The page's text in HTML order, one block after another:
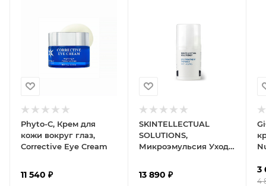
Phyto-C, Крем для
кожи вокруг глаз,
Corrective Eye Cream
11 540 ₽
SKINTELLECTUAL
SOLUTIONS,
Микроэмульсия Уход
treatment 2)
13 890 ₽ 3
4